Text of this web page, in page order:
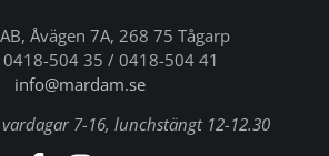
Åvägen 7A, 268 75 Tågarp
0418-504 35 / 0418-504 41
info@mardam.se
7-16, lunchstängt 12-12.30